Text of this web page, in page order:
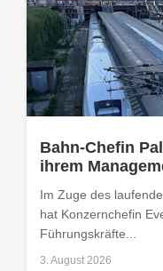
Bahn-Chefin
ihrem
Im Zuge des
hat Konzernchefin
Führungskräfte...
3. August 2026